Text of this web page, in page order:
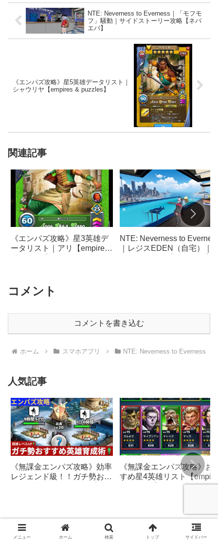
NTE: Neverness to Everness｜「モフモ
フ」騒動｜サイドストーリー攻略【ネバ
エバ】
《エンパズ攻略》星5英雄データリスト｜
シャウリヤ【empires & puzzles】
関連記事
《エンパズ攻略》星3英雄デ
ータリスト｜アリ【empires
NTE: Neverness to
｜レジスEDEN（自宅）｜
コメント
コメントを書き込む
ホーム スマホアプリ NTE: Neverness to Everness
人気記事
《無課金エンパズ攻略》効率
レジェンド級！！ガチ勢おす
《無課金エンパズ攻略》お
すめ星4英雄リスト【
メニュー ホーム 検索 トップ サイドバー